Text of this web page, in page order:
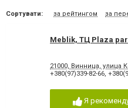
Сортувати: за рейтингом за
Meblik, ТЦ Plaza
21000, Винница, улица
+380(97)339-82-66,
Я